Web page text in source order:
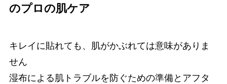
のプロの肌ケア
キレイに貼れても、肌がかぶれては意味がありま
せん
湿布による肌トラブルを防ぐための準備とアフタ